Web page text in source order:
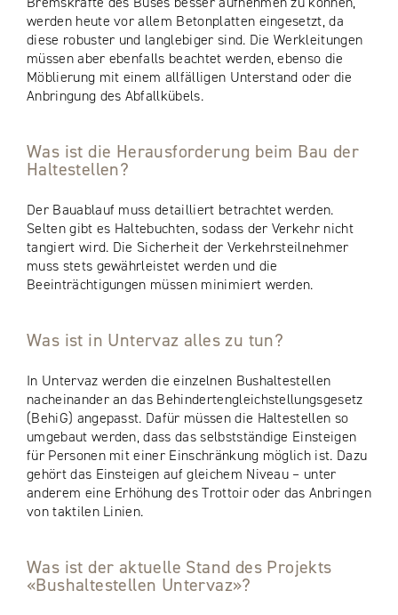
werden heute vor allem Betonplatten eingesetzt, da
diese robuster und langlebiger sind. Die Werkleitungen
müssen aber ebenfalls beachtet werden, ebenso die
Möblierung mit einem allfälligen Unterstand oder die
Anbringung des Abfallkübels.
Was ist die Herausforderung beim Bau der
Haltestellen?
Der Bauablauf muss detailliert betrachtet werden.
Selten gibt es Haltebuchten, sodass der Verkehr nicht
tangiert wird. Die Sicherheit der Verkehrsteilnehmer
muss stets gewährleistet werden und die
Beeinträchtigungen müssen minimiert werden.
Was ist in Untervaz alles zu tun?
In Untervaz werden die einzelnen Bushaltestellen
nacheinander an das Behindertengleichstellungsgesetz
(BehiG) angepasst. Dafür müssen die Haltestellen so
umgebaut werden, dass das selbstständige Einsteigen
für Personen mit einer Einschränkung möglich ist. Dazu
gehört das Einsteigen auf gleichem Niveau – unter
anderem eine Erhöhung des Trottoir oder das Anbringen
von taktilen Linien.
Was ist der aktuelle Stand des Projekts
«Bushaltestellen Untervaz»?